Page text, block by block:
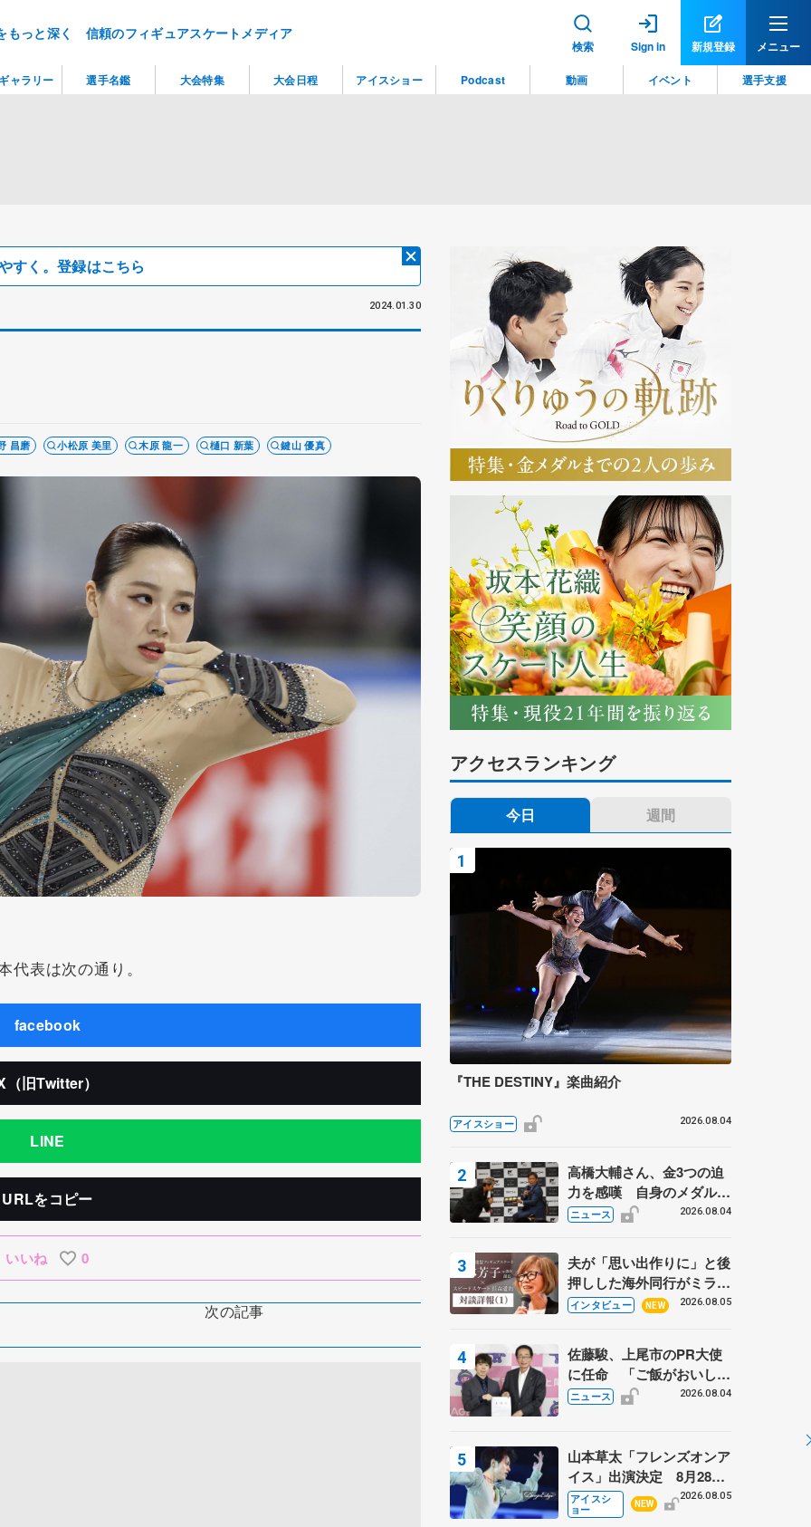
もっと深く 信頼のフィギュアスケートメディア
検索 Sign in 新規登録 メニュー
すく。登録はこちら
2024.01.30
昌磨 小松原 美里 木原 龍一 樋口 新葉 鍵山 優真
表は次の通り。
facebook
（旧Twitter）
LINE
URLをコピー
いいね 0
次の記事
アクセスランキング
今日 週間
『THE DESTINY』楽曲紹介
アイスショー 2026.08.04
高橋大輔さん、金3つの迫
力を感嘆 自身のメダルは
「どちらに？」 〝リス兄
野村忠宏さんと対談
ニュース 2026.08.04
夫が「思い出作りに」と後
押しした海外同行がミラノ
まで… 繁華街のリンクで
に 小林芳子さんが振り返
るスケート人生
インタビュー NEW 2026.08.05
佐藤駿、上尾市のPR大使
に任命 「ご飯がおいし
く、住みやすいのが魅力」
ニュース 2026.08.04
山本草太「フレンズオンア
イス」出演決定 8月28日
（金）2公演のみ 荒川静
香さんプロデュース、20
アイスシ
ョー
NEW
2026.08.05
ャラリー 選手名鑑 大会特集 大会日程 アイスショー Podcast 動画 イベント 選手支援